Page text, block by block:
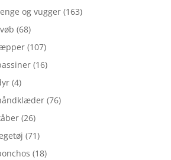
og vugger (163)
(68)
(107)
(16)
(4)
(76)
(26)
(71)
(18)